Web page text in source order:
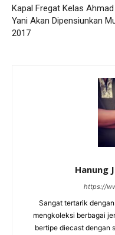
Kapal Fregat Kelas Ahmad
Yani Akan Dipensiunkan
2017
Hanung
https://
Sangat tertarik
mengkoleksi berbagai
bertipe diecast dengan